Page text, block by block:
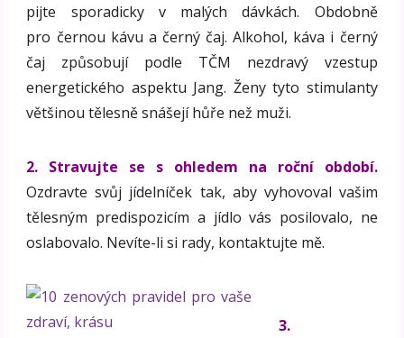
pijte sporadicky v malých dávkách. Obdobně
pro černou kávu a černý čaj. Alkohol, káva i černý
čaj způsobují podle TČM nezdravý vzestup
energetického aspektu Jang. Ženy tyto stimulanty
většinou tělesně snášejí hůře než muži.
2. Stravujte se s ohledem na roční období.
Ozdravte svůj jídelníček tak, aby vyhovoval vašim
tělesným predispozicím a jídlo vás posilovalo, ne
oslabovalo. Nevíte-li si rady, kontaktujte mě.
3.